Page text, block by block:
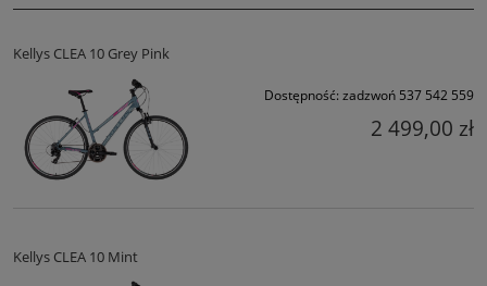
Kellys CLEA 10 Grey Pink
Dostępność: zadzwoń 537 542 559
2 499,00 zł
Kellys CLEA 10 Mint